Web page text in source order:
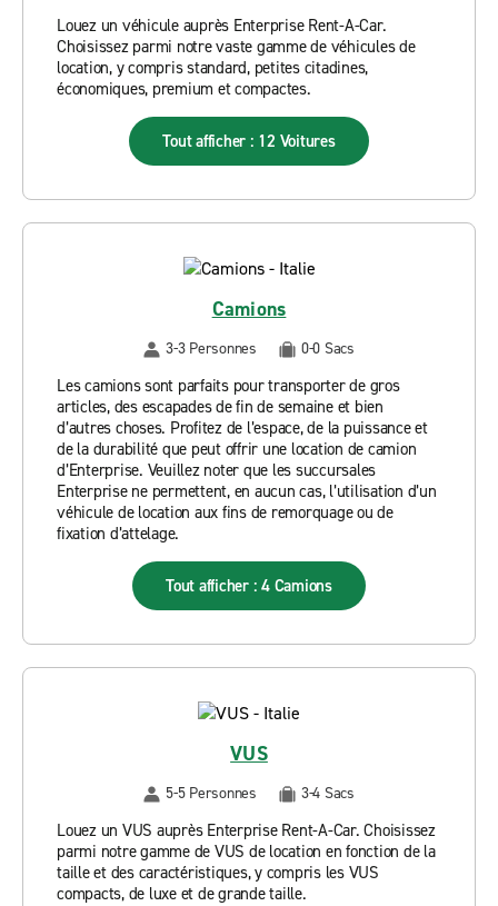
Louez un véhicule auprès Enterprise Rent-A-Car.
Choisissez parmi notre vaste gamme de véhicules de
location, y compris standard, petites citadines,
économiques, premium et compactes.
Tout afficher : 12 Voitures
Camions
3-3 Personnes 0-0 Sacs
Les camions sont parfaits pour transporter de gros
articles, des escapades de fin de semaine et bien
d’autres choses. Profitez de l’espace, de la puissance et
de la durabilité que peut offrir une location de camion
d’Enterprise. Veuillez noter que les succursales
Enterprise ne permettent, en aucun cas, l’utilisation d’un
véhicule de location aux fins de remorquage ou de
fixation d’attelage.
Tout afficher : 4 Camions
VUS
5-5 Personnes 3-4 Sacs
Louez un VUS auprès Enterprise Rent-A-Car. Choisissez
parmi notre gamme de VUS de location en fonction de la
taille et des caractéristiques, y compris les VUS
compacts, de luxe et de grande taille.